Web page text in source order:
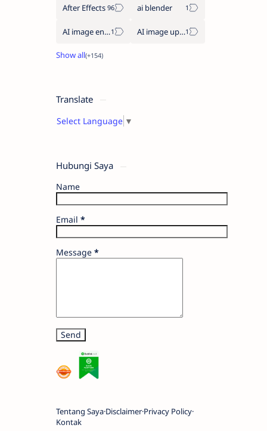
After Effects ai blender
AI image enhancement AI image upscaler
Translate
Select Language ▼
Hubungi Saya
Name
Email *
Message *
Tentang Saya Disclaimer Privacy Policy
Kontak